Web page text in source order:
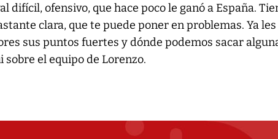
difícil, ofensivo, que hace poco le ganó a España.
clara, que te puede poner en problemas. Ya les
sus puntos fuertes y dónde podemos sacar
sobre el equipo de Lorenzo.